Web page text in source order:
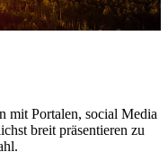
mit Portalen, social Media
breit präsentieren zu